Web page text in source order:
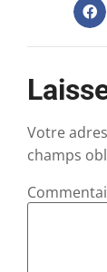
Votre
champs